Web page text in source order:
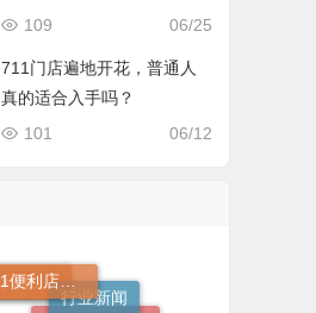
06/25
109
711门店遍地开花，普通人
真的适合入手吗？
06/12
101
711便利店加盟电话
711便利店加盟咨询 711便利店运营支持政策